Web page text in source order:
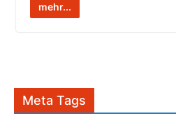
mehr...
Meta Tags